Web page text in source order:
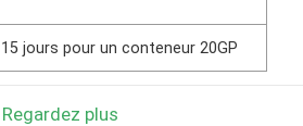
15 jours pour un conteneur 20GP
Regardez plus